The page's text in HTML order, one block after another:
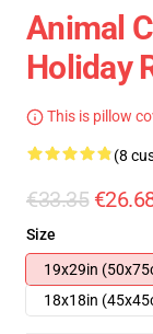
Animal
Holiday
This is pillow
(8
€33.35
Size
19x29in
18x18in